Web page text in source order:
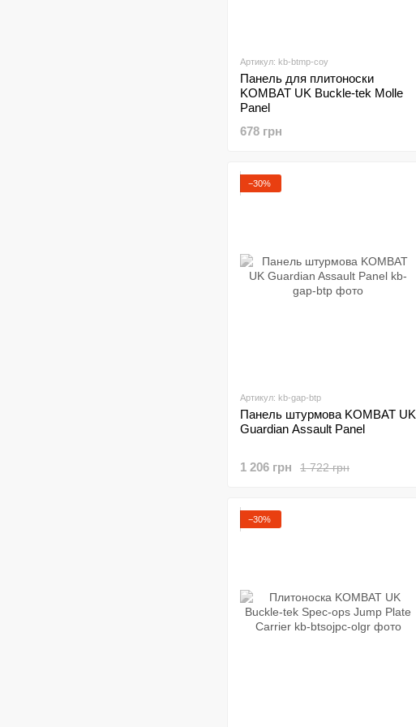
Артикул: kb-btmp-coy
Панель для плитоноски
KOMBAT UK Buckle-tek Molle
Panel
678 грн
−30%
Артикул: kb-gap-btp
Панель штурмова KOMBAT UK
Guardian Assault Panel
1 722 грн
1 206 грн
−30%